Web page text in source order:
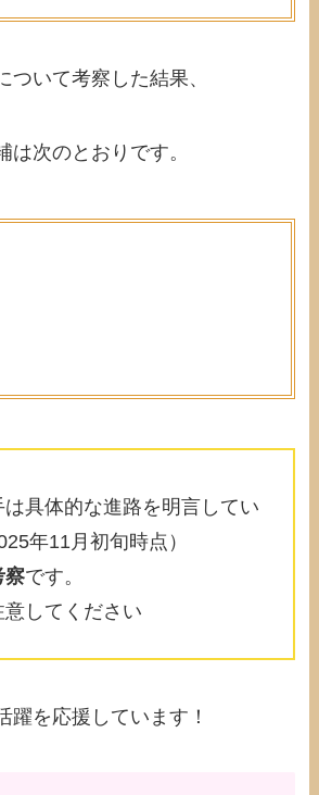
ついて考察した結果、
は次のとおりです。
具体的な進路を明言してい
年11月初旬時点）
察です。
してください
躍を応援しています！